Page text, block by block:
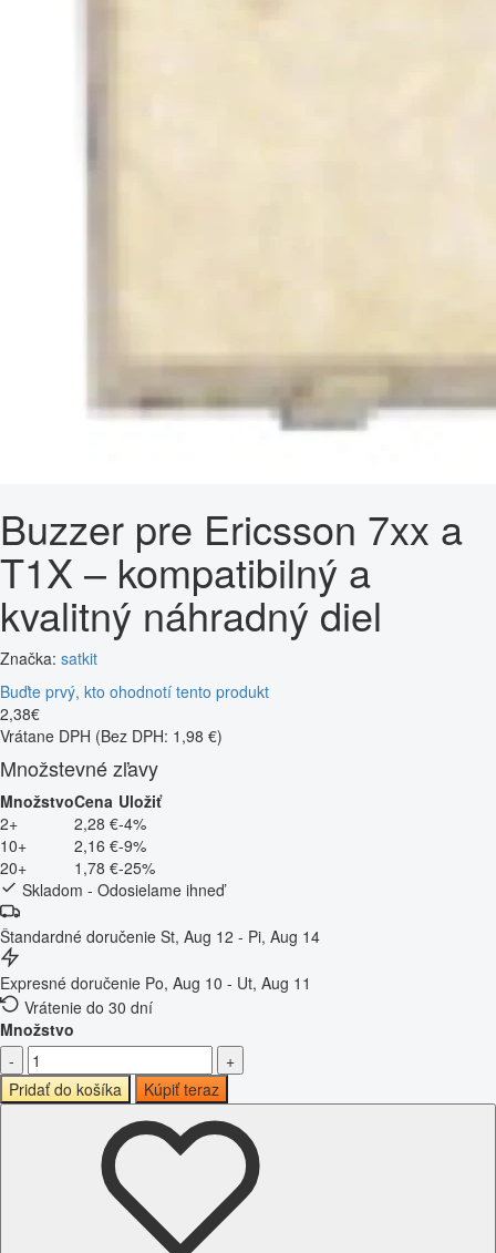
Buzzer pre Ericsson 7xx a
T1X – kompatibilný a
kvalitný náhradný diel
Značka: satkit
Buďte prvý, kto ohodnotí tento produkt
2,38€
Vrátane DPH (Bez DPH: 1,98 €)
Množstevné zľavy
MnožstvoCena Uložiť
2+
2,28 €-4%
10+
2,16 €-9%
20+
1,78 €-25%
Skladom - Odosielame ihneď
Štandardné doručenie St, Aug 12 - Pi, Aug 14
Expresné doručenie Po, Aug 10 - Ut, Aug 11
Vrátenie do 30 dní
Množstvo
-
+
Pridať do košíka
Kúpiť teraz